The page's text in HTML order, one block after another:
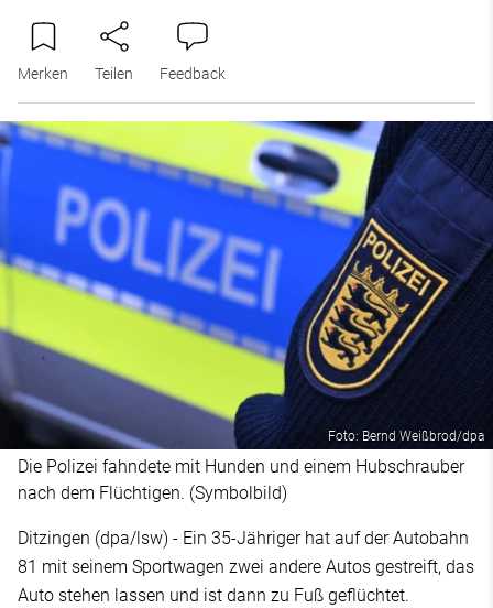
Merken Teilen Feedback
Foto: Bernd Weißbrod/dpa
Die Polizei fahndete mit Hunden und einem Hubschrauber
nach dem Flüchtigen. (Symbolbild)
Ditzingen (dpa/lsw) - Ein 35-Jähriger hat auf der Autobahn
81 mit seinem Sportwagen zwei andere Autos gestreift, das
Auto stehen lassen und ist dann zu Fuß geflüchtet.